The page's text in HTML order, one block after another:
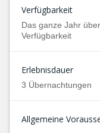
Verfügbarkeit
Das ganze Jahr
Verfügbarkeit
Erlebnisdauer
3 Übernachtungen
Allgemeine